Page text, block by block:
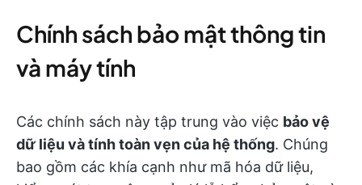
Chính sách bảo mật thông tin
và máy tính
Các chính sách này tập trung vào việc bảo vệ
dữ liệu và tính toàn vẹn của hệ thống. Chúng
bao gồm các khía cạnh như mã hóa dữ liệu,